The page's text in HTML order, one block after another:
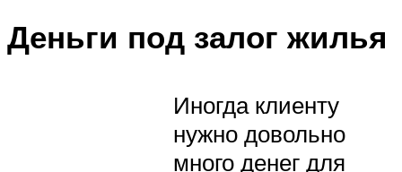
Деньги под залог жилья
Иногда клиенту
нужно довольно
много денег для